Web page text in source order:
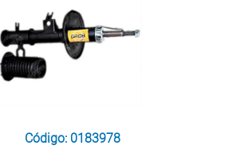
Código: 0183978